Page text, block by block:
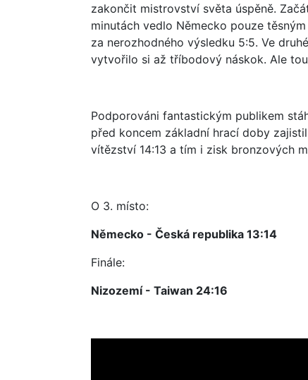
zakončit mistrovství světa úspěně.
minutách vedlo Německo pouze
za nerozhodného výsledku 5:5. Ve
vytvořilo si až tříbodový náskok. Ale
Podporováni fantastickým publikem
před koncem základní hrací doby
vítězství 14:13 a tím i zisk bronzových
O 3. místo:
Německo - Česká republika 13:14
Finále:
Nizozemí - Taiwan 24:16